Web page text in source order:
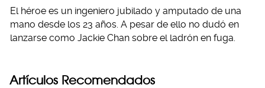
El héroe es un ingeniero jubilado y amputado de una
mano desde los 23 años. A pesar de ello no dudó en
lanzarse como Jackie Chan sobre el ladrón en fuga.
Artículos Recomendados